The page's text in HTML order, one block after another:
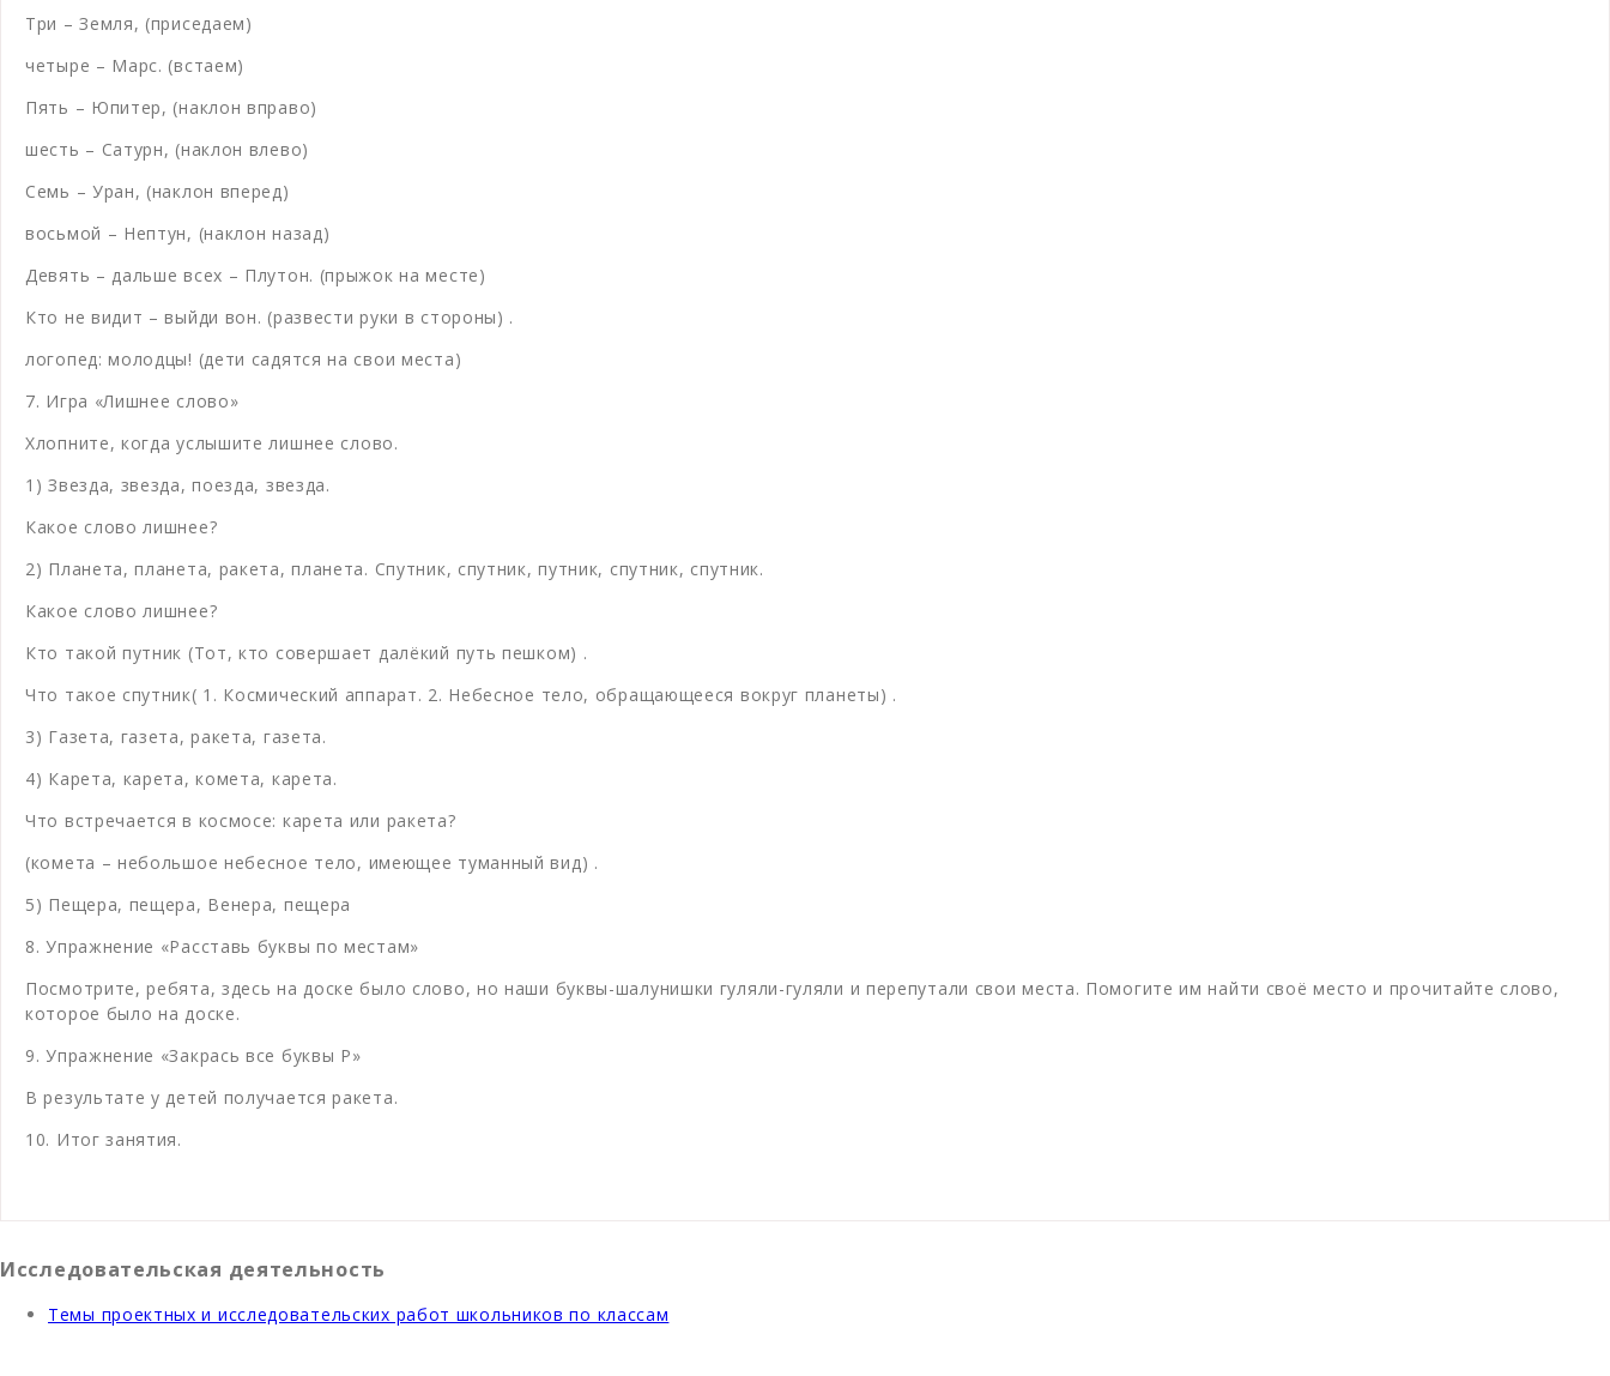
Три – Земля, (приседаем)
четыре – Марс. (встаем)
Пять – Юпитер, (наклон вправо)
шесть – Сатурн, (наклон влево)
Семь – Уран, (наклон вперед)
восьмой – Нептун, (наклон назад)
Девять – дальше всех – Плутон. (прыжок на месте)
Кто не видит – выйди вон. (развести руки в стороны) .
логопед: молодцы! (дети садятся на свои места)
7. Игра «Лишнее слово»
Хлопните, когда услышите лишнее слово.
1) Звезда, звезда, поезда, звезда.
Какое слово лишнее?
2) Планета, планета, ракета, планета. Спутник, спутник, путник, спутник, спутник.
Какое слово лишнее?
Кто такой путник (Тот, кто совершает далёкий путь пешком) .
Что такое спутник( 1. Космический аппарат. 2. Небесное тело, обращающееся вокруг планеты) .
3) Газета, газета, ракета, газета.
4) Карета, карета, комета, карета.
Что встречается в космосе: карета или ракета?
(комета – небольшое небесное тело, имеющее туманный вид) .
5) Пещера, пещера, Венера, пещера
8. Упражнение «Расставь буквы по местам»
Посмотрите, ребята, здесь на доске было слово, но наши буквы-шалунишки гуляли-гуляли и перепутали свои места. Помогите им найти своё место и прочитайте слово,
которое было на доске.
9. Упражнение «Закрась все буквы Р»
В результате у детей получается ракета.
10. Итог занятия.
Исследовательская деятельность
Темы проектных и исследовательских работ школьников по классам